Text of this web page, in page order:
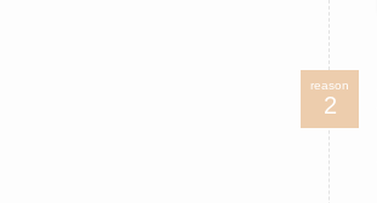
reason